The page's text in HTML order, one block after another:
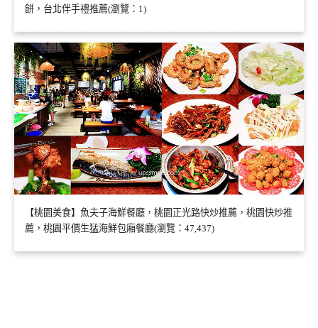
餅，台北伴手禮推薦(瀏覽：1)
【桃園美食】魚夫子海鮮餐廳，桃園正光路快炒推薦，桃園快炒推
薦，桃園平價生猛海鮮包廂餐廳(瀏覽：47,437)